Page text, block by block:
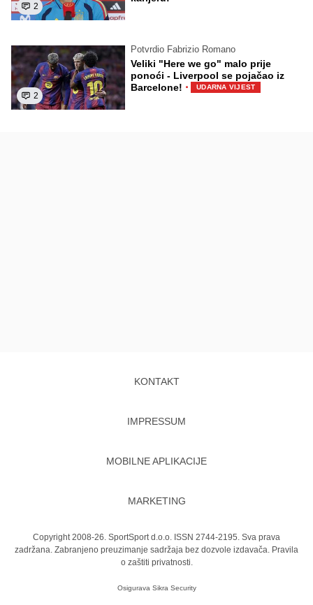
2
2
Potvrdio Fabrizio Romano
Veliki "Here we go" malo prije
ponoći - Liverpool se pojačao iz
Barcelone! · UDARNA VIJEST
KONTAKT
IMPRESSUM
MOBILNE APLIKACIJE
MARKETING
Copyright 2008-26. SportSport d.o.o. ISSN 2744-2195. Sva prava
zadržana. Zabranjeno preuzimanje sadržaja bez dozvole izdavača. Pravila
o zaštiti privatnosti.
Osigurava Sikra Security